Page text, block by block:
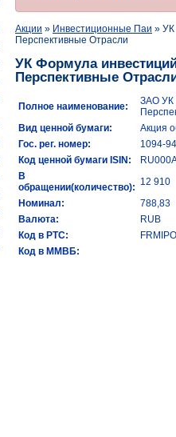
Акции » Инвестиционные Паи »
Перспективные Отрасли
УК Формула
Перспективные
Полное наименование:
ЗАО УК
Вид ценной бумаги:
Акция
Гос. рег. номер:
1094-
Код ценной бумаги ISIN:
В
обращении(количество): 12 910
Номинал:
788,83
Валюта:
RUB
Код в РТС:
FRMIPO
Код в ММВБ: